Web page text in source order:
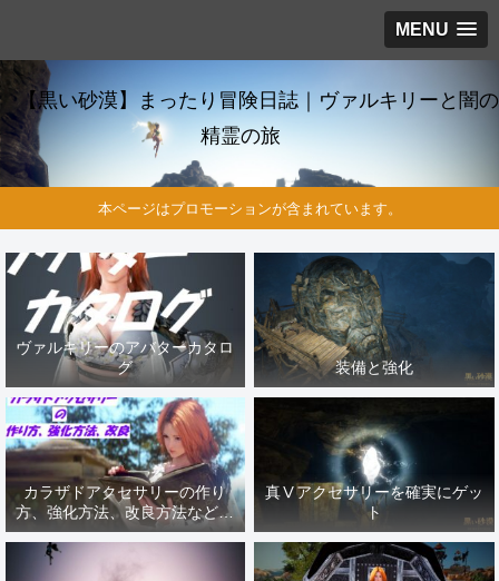
MENU
【黒い砂漠】まったり冒険日誌｜ヴァルキリーと闇の
精霊の旅
本ページはプロモーションが含まれています。
ヴァルキリーのアバターカタロ
グ
装備と強化
カラザドアクセサリーの作り
方、強化方法、改良方法などま
とめ【黒い砂漠冒険日誌１４１
真Ⅴアクセサリーを確実にゲッ
ト